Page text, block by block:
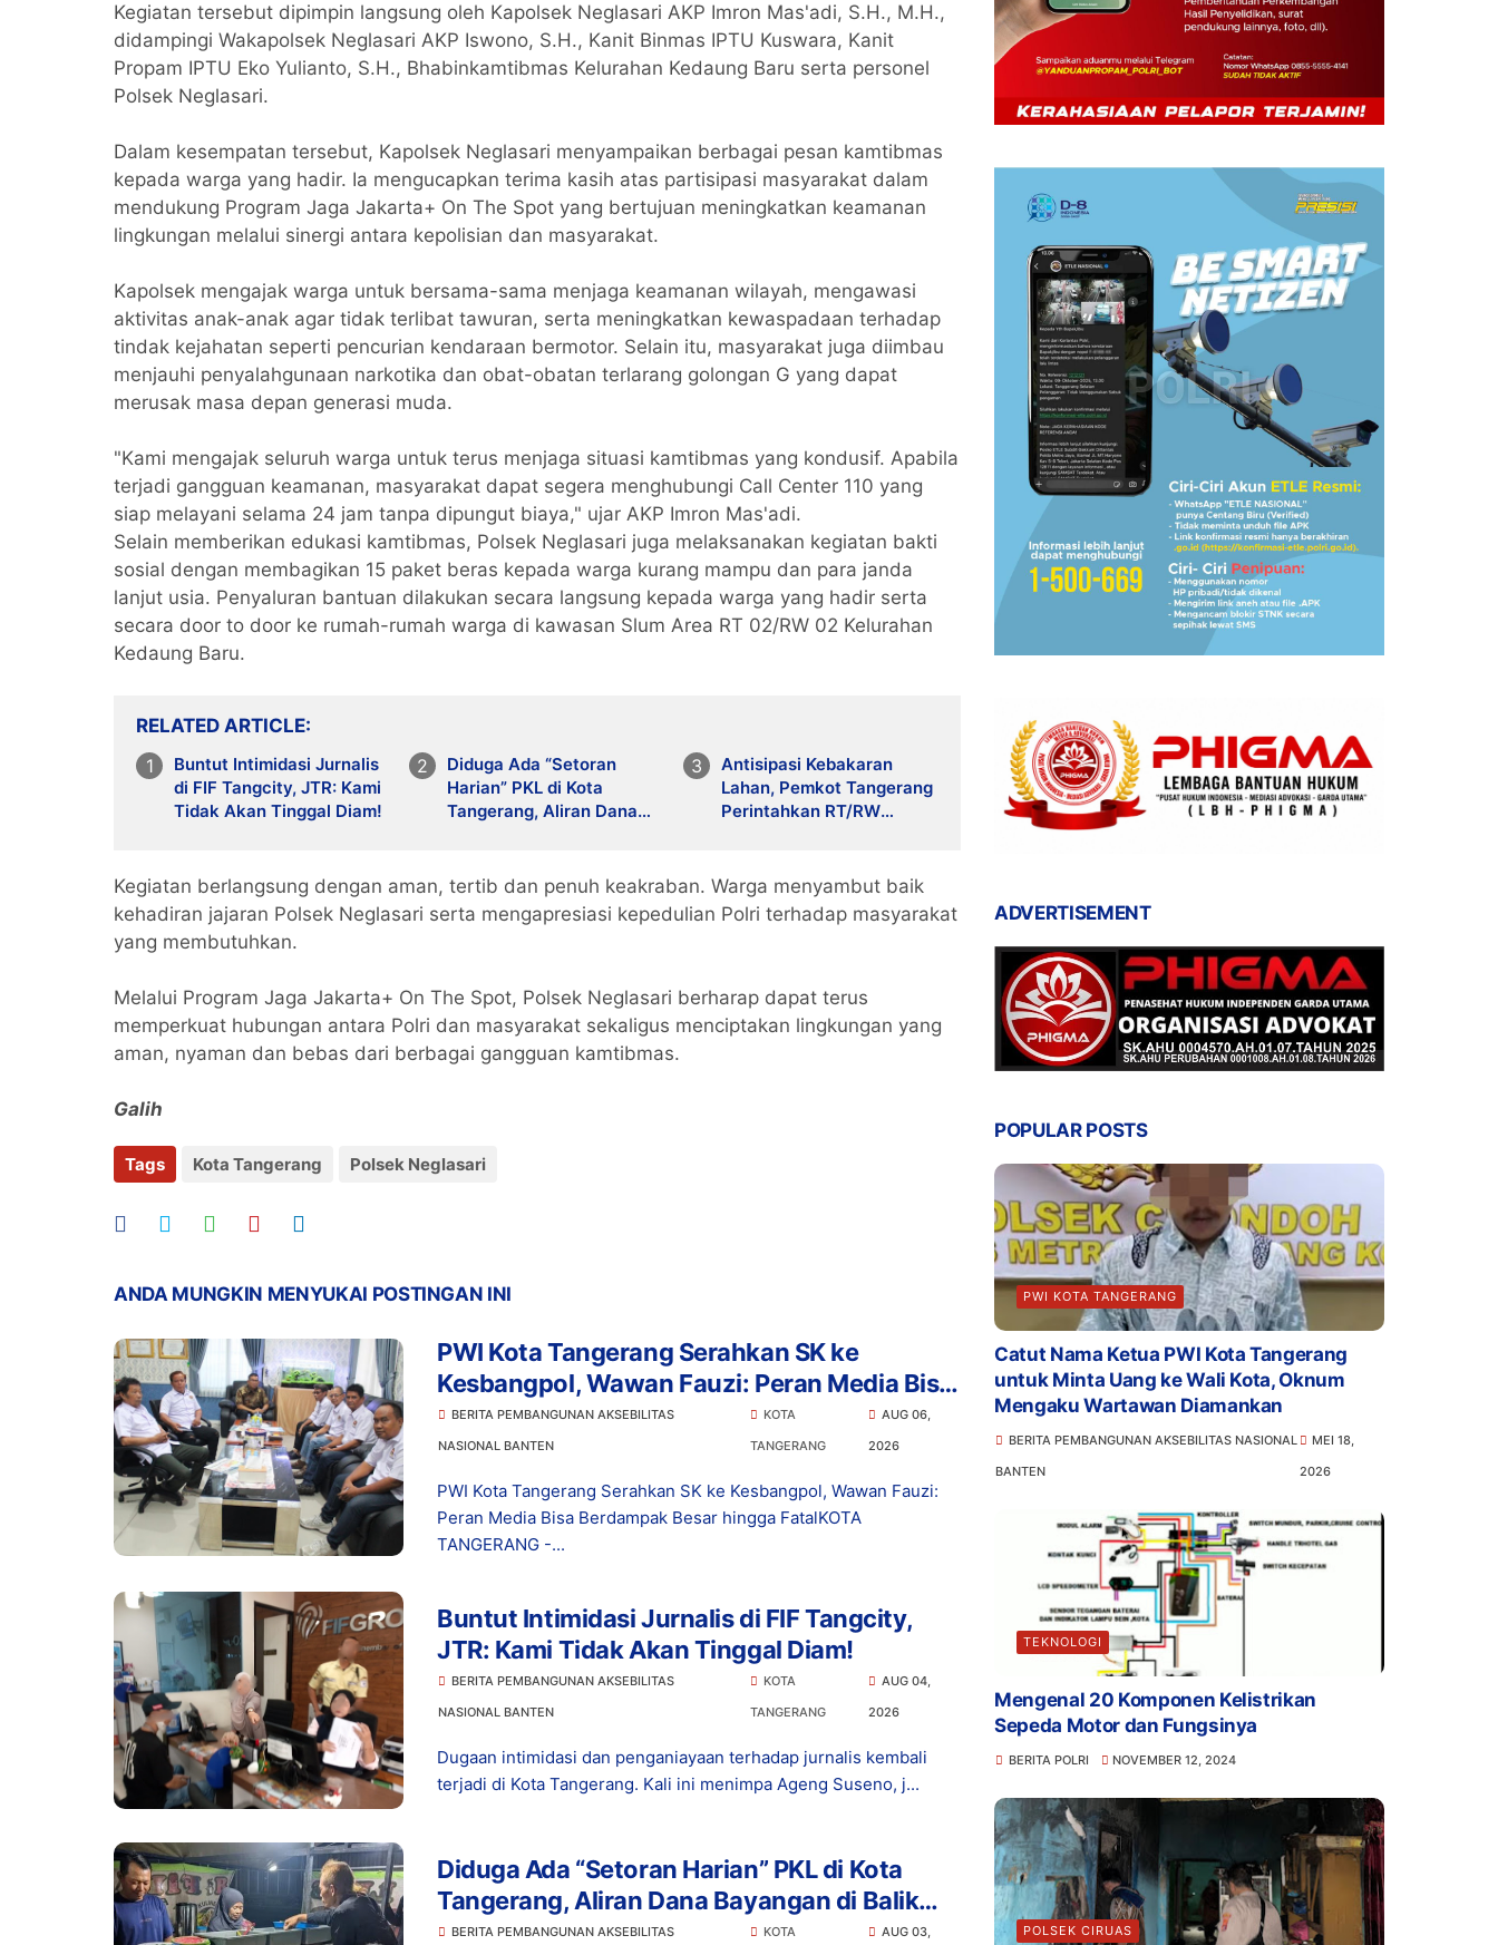
Kegiatan tersebut dipimpin langsung oleh Kapolsek Neglasari AKP Imron Mas'adi, S.H., M.H.,
didampingi Wakapolsek Neglasari AKP Iswono, S.H., Kanit Binmas IPTU Kuswara, Kanit
Propam IPTU Eko Yulianto, S.H., Bhabinkamtibmas Kelurahan Kedaung Baru serta personel
Polsek Neglasari.
Dalam kesempatan tersebut, Kapolsek Neglasari menyampaikan berbagai pesan kamtibmas
kepada warga yang hadir. Ia mengucapkan terima kasih atas partisipasi masyarakat dalam
mendukung Program Jaga Jakarta+ On The Spot yang bertujuan meningkatkan keamanan
lingkungan melalui sinergi antara kepolisian dan masyarakat.
Kapolsek mengajak warga untuk bersama-sama menjaga keamanan wilayah, mengawasi
aktivitas anak-anak agar tidak terlibat tawuran, serta meningkatkan kewaspadaan terhadap
tindak kejahatan seperti pencurian kendaraan bermotor. Selain itu, masyarakat juga diimbau
menjauhi penyalahgunaan narkotika dan obat-obatan terlarang golongan G yang dapat
merusak masa depan generasi muda.
"Kami mengajak seluruh warga untuk terus menjaga situasi kamtibmas yang kondusif. Apabila
terjadi gangguan keamanan, masyarakat dapat segera menghubungi Call Center 110 yang
siap melayani selama 24 jam tanpa dipungut biaya," ujar AKP Imron Mas'adi.
Selain memberikan edukasi kamtibmas, Polsek Neglasari juga melaksanakan kegiatan bakti
sosial dengan membagikan 15 paket beras kepada warga kurang mampu dan para janda
lanjut usia. Penyaluran bantuan dilakukan secara langsung kepada warga yang hadir serta
secara door to door ke rumah-rumah warga di kawasan Slum Area RT 02/RW 02 Kelurahan
Kedaung Baru.
RELATED ARTICLE
Buntut Intimidasi Jurnalis
di FIF Tangcity, JTR: Kami
Tidak Akan Tinggal Diam!
Diduga Ada “Setoran
Harian” PKL di Kota
Tangerang, Aliran Dana
Antisipasi Kebakaran
Lahan, Pemkot Tangerang
Perintahkan RT/RW
Kegiatan berlangsung dengan aman, tertib dan penuh keakraban. Warga menyambut baik
kehadiran jajaran Polsek Neglasari serta mengapresiasi kepedulian Polri terhadap masyarakat
yang membutuhkan.
Melalui Program Jaga Jakarta+ On The Spot, Polsek Neglasari berharap dapat terus
memperkuat hubungan antara Polri dan masyarakat sekaligus menciptakan lingkungan yang
aman, nyaman dan bebas dari berbagai gangguan kamtibmas.
Galih
Tags Kota Tangerang Polsek Neglasari
ANDA MUNGKIN MENYUKAI POSTINGAN INI
PWI Kota Tangerang Serahkan SK ke
Kesbangpol, Wawan Fauzi: Peran Media Bisa
Berdampak Besar hingga Fatal
BERITA PEMBANGUNAN AKSEBILITAS
NASIONAL BANTEN
KOTA
TANGERANG
AUG 06,
2026
PWI Kota Tangerang Serahkan SK ke Kesbangpol, Wawan Fauzi:
Peran Media Bisa Berdampak Besar hingga FatalKOTA
TANGERANG -...
Buntut Intimidasi Jurnalis di FIF Tangcity,
JTR: Kami Tidak Akan Tinggal Diam!
BERITA PEMBANGUNAN AKSEBILITAS
NASIONAL BANTEN
KOTA
TANGERANG
AUG 04,
2026
Dugaan intimidasi dan penganiayaan terhadap jurnalis kembali
terjadi di Kota Tangerang. Kali ini menimpa Ageng Suseno, j...
Diduga Ada “Setoran Harian” PKL di Kota
Tangerang, Aliran Dana Bayangan di Balik
Penertiban?
BERITA PEMBANGUNAN AKSEBILITAS KOTA AUG 03,
ADVERTISEMENT
POPULAR POSTS
PWI KOTA TANGERANG
Catut Nama Ketua PWI Kota Tangerang
untuk Minta Uang ke Wali Kota, Oknum
Mengaku Wartawan Diamankan
BERITA PEMBANGUNAN AKSEBILITAS NASIONAL
BANTEN
MEI 18,
2026
TEKNOLOGI
Mengenal 20 Komponen Kelistrikan
Sepeda Motor dan Fungsinya
BERITA POLRI NOVEMBER 12, 2024
POLSEK CIRUAS